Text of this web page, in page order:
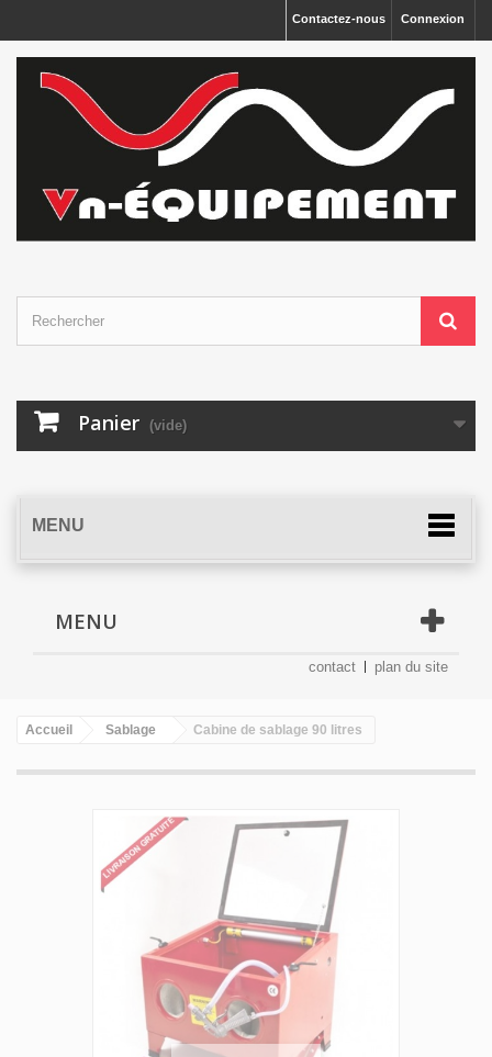
Connexion
Contactez-nous
Panier (vide)
MENU
MENU
contact plan du site
Accueil Sablage Cabine de sablage 90 litres